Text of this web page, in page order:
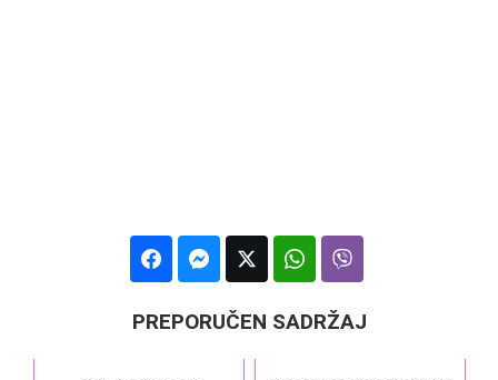
PREPORUČEN SADRŽAJ